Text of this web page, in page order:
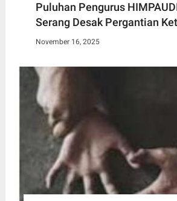
Puluhan Pengurus
Serang Desak Pergantian
November 16, 2025